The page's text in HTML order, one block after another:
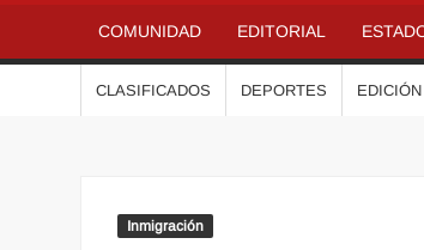
COMUNIDAD EDITORIAL
CLASIFICADOS DEPORTES
Inmigración